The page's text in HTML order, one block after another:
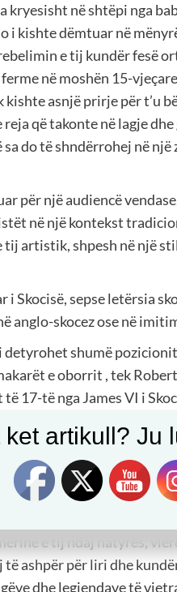
kryesisht në shtëpi nga
i kishte dëmtuar në
e tij kundër fesë
në moshën 15-
asnjë prirje për t’u
që takonte në lagje
do të shndërrohej në një
për një audiencë
në një kontekst
tij artistik, shpesh në një
Skocisë, sepse letërsia
anglo-skocez ose në
detyrohet shumë
e oborrit , tek
17-të nga James VI i
të 18-të si Allan
edhe sepse shkëlqimi
skoceze në të
gjithnjë e më pak e
kulturën dhe gjuhën
e tij ndaj natyrës,
ashpër për liri dhe
dhe legjendave të
artikull? Ju